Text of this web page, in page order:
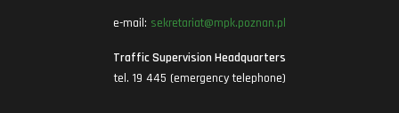
e-mail: sekretariat@mpk.poznan.pl
Traffic Supervision Headquarters
tel. 19 445 (emergency telephone)